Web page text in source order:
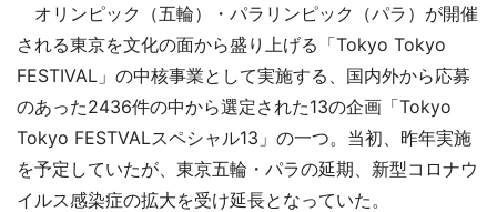
オリンピック（五輪）・パラリンピック（パラ）が開催
される東京を文化の面から盛り上げる「Tokyo Tokyo
FESTIVAL」の中核事業として実施する、国内外から応募
のあった2436件の中から選定された13の企画「Tokyo
Tokyo FESTVALスペシャル13」の一つ。当初、昨年実施
を予定していたが、東京五輪・パラの延期、新型コロナウ
イルス感染症の拡大を受け延長となっていた。